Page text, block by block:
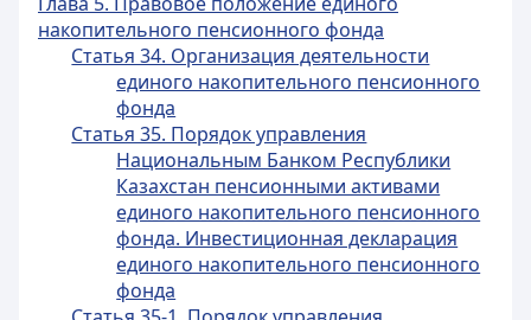
накопительного пенсионного фонда
Статья 34. Организация деятельности
единого накопительного пенсионного
фонда
Статья 35. Порядок управления
Национальным Банком Республики
Казахстан пенсионными активами
единого накопительного пенсионного
фонда. Инвестиционная декларация
единого накопительного пенсионного
фонда